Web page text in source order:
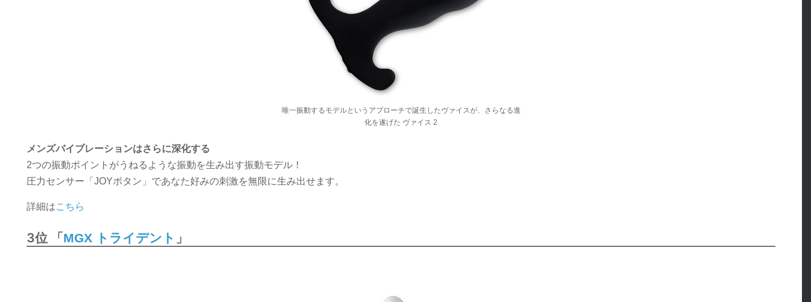
唯一振動するモデルというアプローチで誕生したヴァイスが、さらなる進
化を遂げた ヴァイス 2
メンズバイブレーションはさらに深化する
2つの振動ポイントがうねるような振動を生み出す振動モデル！
圧力センサー「JOYボタン」であなた好みの刺激を無限に生み出せます。
詳細はこちら
3位 「MGX トライデント 」